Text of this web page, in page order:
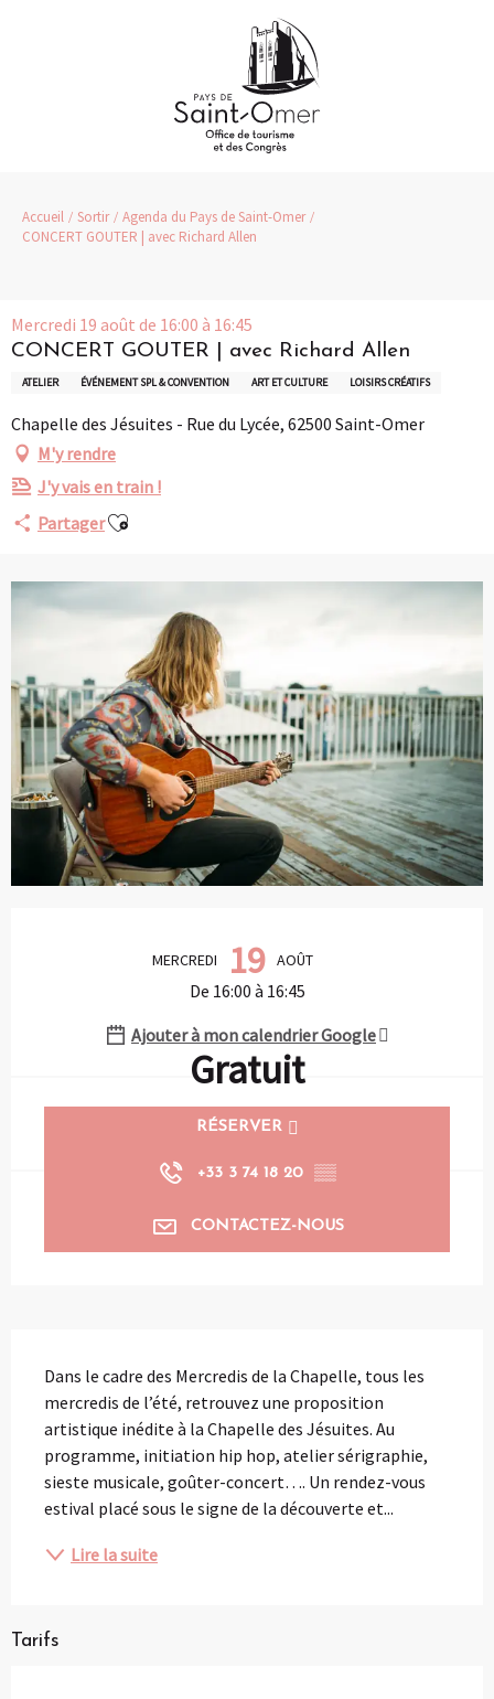
Accueil Sortir
Agenda du Pays de Saint-Omer
CONCERT GOUTER | avec Richard Allen
Mercredi 19 août de 16:00 à 16:45
CONCERT GOUTER | avec Richard Allen
ATELIER ÉVÉNEMENT SPL & CONVENTION ART ET CULTURE LOISIRS CRÉATIFS
Chapelle des Jésuites - Rue du Lycée, 62500 Saint-Omer
M'y rendre
J'y vais en train !
PartagerAjouter aux favoris
MERCREDI 19 AOÛT
De 16:00 à 16:45
Ajouter à mon calendrier Google
Gratuit
RÉSERVER
+33 3 74 18 20 ▒▒
CONTACTEZ-NOUS
Dans le cadre des Mercredis de la Chapelle, tous les
mercredis de l’été, retrouvez une proposition
artistique inédite à la Chapelle des Jésuites. Au
programme, initiation hip hop, atelier sérigraphie,
sieste musicale, goûter-concert…. Un rendez-vous
estival placé sous le signe de la découverte et...
Lire la suite
Tarifs